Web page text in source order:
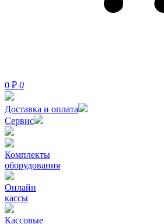
0 ₽ 0
Доставка и оплата
Сервис
Комплекты
оборудования
Онлайн
кассы
Кассовые